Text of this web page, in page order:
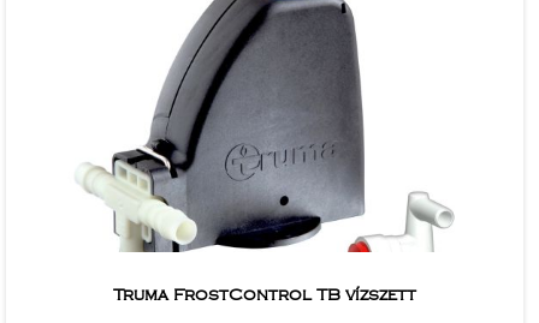
Truma FrostControl TB vízszett